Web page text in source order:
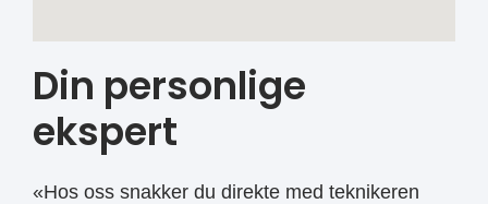
Din personlige
ekspert
«Hos oss snakker du direkte med teknikeren